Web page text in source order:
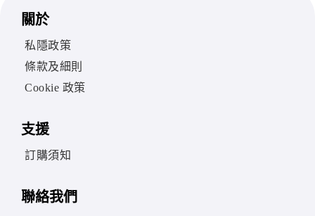
關於
私隱政策
條款及細則
Cookie 政策
支援
訂購須知
聯絡我們